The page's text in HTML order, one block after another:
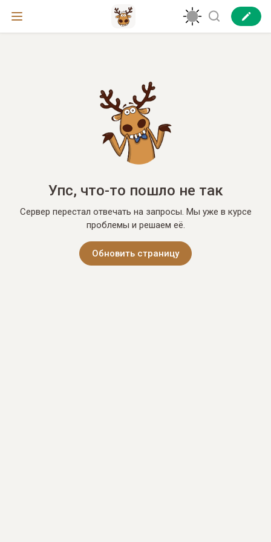
Упс, что-то пошло не так
Сервер перестал отвечать на запросы. Мы уже в курсе
проблемы и решаем её.
Обновить страницу